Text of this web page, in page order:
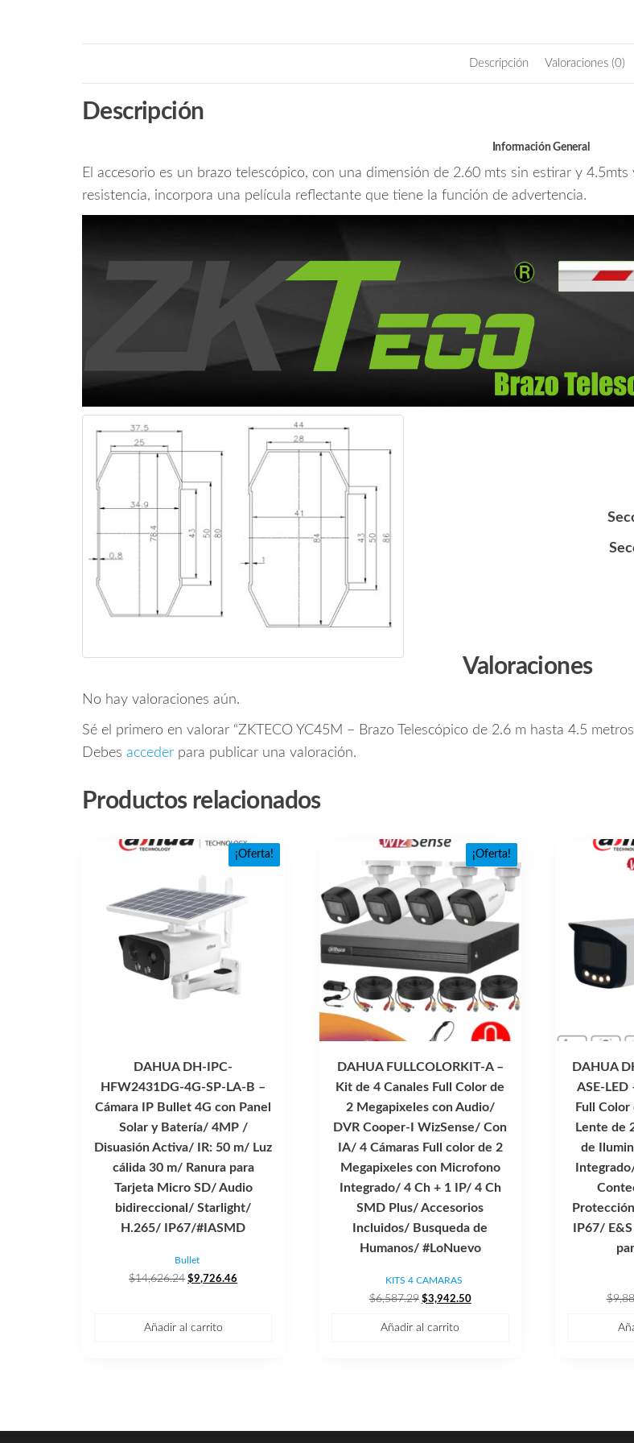
Descripción Valoraciones (0)
Descripción
Información General
El accesorio es un brazo telescópico, con una dimensión de 2.60 mts sin estirar y
resistencia, incorpora una película reflectante que tiene la función de advertencia.
Valoraciones
No hay valoraciones aún.
Sé el primero en valorar “ZKTECO YC45M – Brazo Telescópico de 2.6 m hasta 4.5
Debes acceder para publicar una valoración.
Productos relacionados
¡Oferta!
DAHUA DH-IPC-
HFW2431DG-4G-SP-LA-B –
Cámara IP Bullet 4G con Panel
Solar y Batería/ 4MP /
Disuasión Activa/ IR: 50 m/ Luz
cálida 30 m/ Ranura para
Tarjeta Micro SD/ Audio
bidireccional/ Starlight/
H.265/ IP67/#IASMD
Bullet
$14,626.24 El
era:
$9,726.46
Añadir al carrito
¡Oferta!
DAHUA FULLCOLORKIT-A –
Kit de 4 Canales Full Color de
2 Megapixeles con Audio/
DVR Cooper-I WizSense/ Con
IA/ 4 Cámaras Full color de 2
Megapixeles con Microfono
Integrado/ 4 Ch + 1 IP/ 4 Ch
SMD Plus/ Accesorios
Incluidos/ Busqueda de
Humanos/ #LoNuevo
KITS 4 CAMARAS
$6,587.29 El
original
$3,942.50El
Añadir al carrito
DAHUA
ASE-LED
Full
Lente de
de
IP67/
$